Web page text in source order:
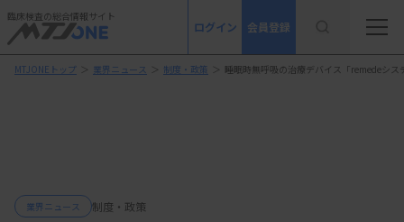
臨床検査の総合情報サイト
ログイン 会員登録
MTJONEトップ ＞ 業界ニュース ＞ 制度・政策 ＞ 睡眠時無呼吸の治療デバイス「remedeシス
業界ニュース 制度・政策